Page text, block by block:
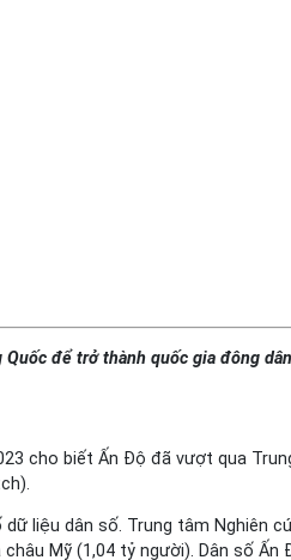
để trở thành quốc gia đông
cho biết Ấn Độ đã vượt qua
liệu dân số. Trung tâm Nghiên
Mỹ (1,04 tỷ người). Dân số